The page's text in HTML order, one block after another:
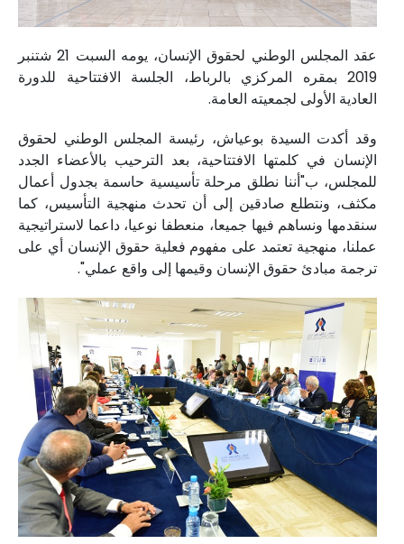
عقد المجلس الوطني لحقوق الإنسان، يومه السبت 21 شتنبر
2019 بمقره المركزي بالرباط، الجلسة الافتتاحية للدورة
العادية الأولى لجمعيته العامة.
وقد أكدت السيدة بوعياش، رئيسة المجلس الوطني لحقوق
الإنسان في كلمتها الافتتاحية، بعد الترحيب بالأعضاء الجدد
للمجلس، ب"أننا نطلق مرحلة تأسيسية حاسمة بجدول أعمال
مكثف، ونتطلع صادقين إلى أن تحدث منهجية التأسيس، كما
سنقدمها ونساهم فيها جميعا، منعطفا نوعيا، داعما لاستراتيجية
عملنا، منهجية تعتمد على مفهوم فعلية حقوق الإنسان أي على
ترجمة مبادئ حقوق الإنسان وقيمها إلى واقع عملي".